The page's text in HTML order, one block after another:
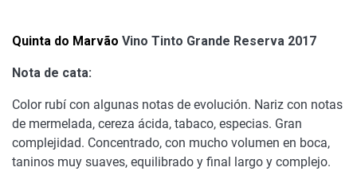
Quinta do Marvão Vino Tinto Grande Reserva 2017
Nota de cata:
Color rubí con algunas notas de evolución. Nariz con notas
de mermelada, cereza ácida, tabaco, especias. Gran
complejidad. Concentrado, con mucho volumen en boca,
taninos muy suaves, equilibrado y final largo y complejo.